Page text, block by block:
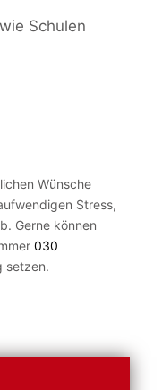
Schulen
Wünsche
Stress,
Gerne können
030
setzen.